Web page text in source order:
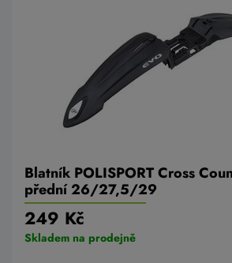
Blatník POLISPORT Cross
přední 26/27,5/29
249 Kč
Skladem na prodejně